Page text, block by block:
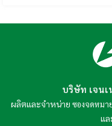
บริษัท เจนเ
ผลิตและจำหน่าย ซองจดหมา
แ